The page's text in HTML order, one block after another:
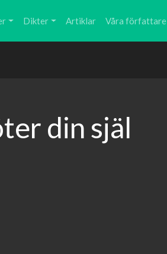
Dikter Artiklar Våra författare
din själ